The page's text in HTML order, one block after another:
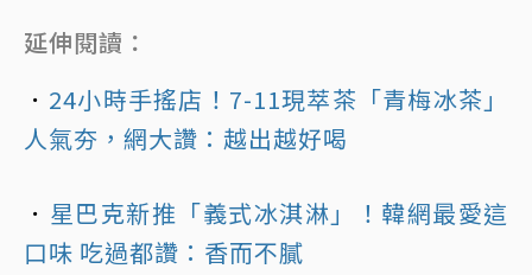
延伸閱讀：
． 24小時手搖店！7-11現萃茶「青梅冰茶」
人氣夯，網大讚：越出越好喝
． 星巴克新推「義式冰淇淋」！韓網最愛這
口味 吃過都讚：香而不膩